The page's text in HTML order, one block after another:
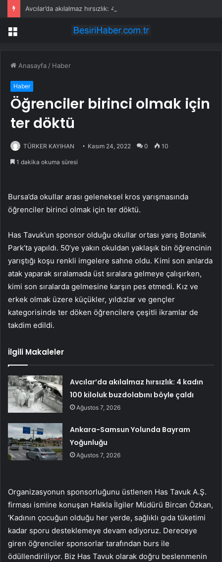
Menü
Anasayfa / Haber
Haber
Öğrenciler birinci olmak için
ter döktü
TÜRKER KAYIHAN Kasım 24, 2022 0 10
1 dakika okuma süresi
Bursa’da okullar arası geleneksel kros yarışmasında
öğrenciler birinci olmak için ter döktü.
Has Tavuk’un sponsor olduğu okullar ortası yarış Botanik
Park’ta yapıldı. 50’ye yakın okuldan yaklaşık bin öğrencinin
yarıştığı koşu renkli imgelere sahne oldu. Kimi son anlarda
atak yaparak sıralamada üst sıralara gelmeye çalışırken,
kimi son sıralarda gelmesine karşın pes etmedi. Kız ve
erkek olmak üzere küçükler, yıldızlar ve gençler
kategorisinde ter döken öğrencilere çeşitli ikramlar de
takdim edildi.
İlgili Makaleler
Avcılar’da akılalmaz hırsızlık: 4 kadın
100 kiloluk buzdolabını böyle çaldı
Ağustos 7, 2026
Ankara-Samsun Yolunda Bayram
Yoğunluğu
Ağustos 7, 2026
Organizasyonun sponsorluğunu üstlenen Has Tavuk A.Ş.
firması ismine konuşan Halkla İlgiler Müdürü Bircan Özkan,
‘Kadının çocuğun olduğu her yerde, sağlıklı gıda tüketimi
kadar sporu desteklemeye devam ediyoruz. Dereceye
giren öğrenciler sponsorlar tarafından burs ile
ödüllendiriliyor. Biz Has Tavuk olarak doğru beslenmenin